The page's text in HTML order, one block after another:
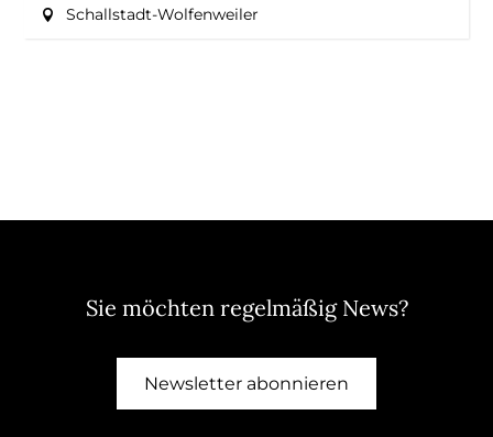
Schallstadt-Wolfenweiler
Sie möchten regelmäßig News?
Newsletter abonnieren